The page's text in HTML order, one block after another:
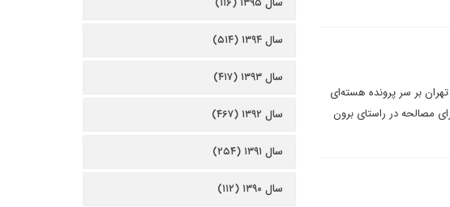
بر سر پرونده هسته‌اى
مصالحه در راستاى برون
سال ۱۳۹۴ (۵۱۴)
سال ۱۳۹۳ (۴۱۷)
سال ۱۳۹۲ (۴۶۷)
سال ۱۳۹۱ (۲۵۴)
سال ۱۳۹۰ (۱۱۲)